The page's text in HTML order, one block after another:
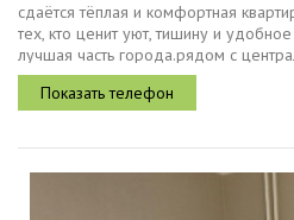
сдаётся тёплая и комфортная
тех, кто ценит уют, тишину и
лучшая часть города.рядом с
пешком до огу и театра